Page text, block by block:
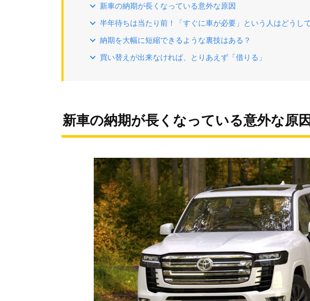
新車の納期が長くなっている意外な原因
半年待ちは当たり前！「すぐに車が必要」という人はどうし
納期を大幅に短縮できるような裏技はある？
買い替えが出来なければ、とりあえず「借りる」
新車の納期が長くなっている意外な原因